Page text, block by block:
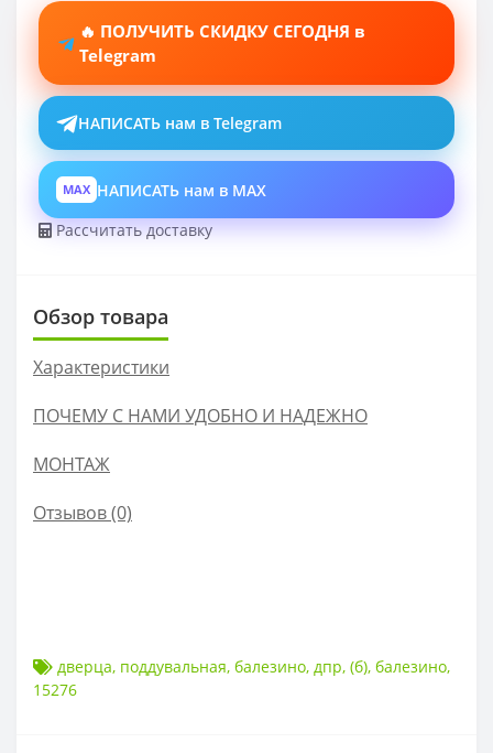
🔥 ПОЛУЧИТЬ СКИДКУ СЕГОДНЯ в
Telegram
НАПИСАТЬ нам в Telegram
MAX НАПИСАТЬ нам в MAX
Рассчитать доставку
Обзор товара
Характеристики
ПОЧЕМУ С НАМИ УДОБНО И НАДЕЖНО
МОНТАЖ
Отзывов (0)
дверца, поддувальная, балезино, дпр, (б), балезино,
15276